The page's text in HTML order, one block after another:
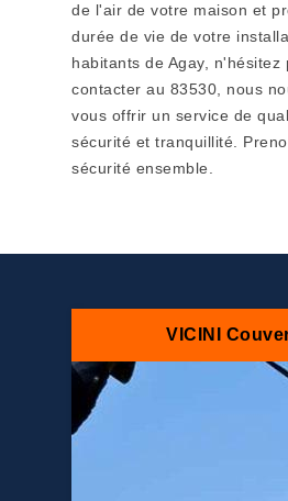
de l'air de votre maison et
durée de vie de votre
habitants de Agay, n'hésitez
contacter au 83530, nous
vous offrir un service de
sécurité et tranquillité.
sécurité ensemble.
VICINI